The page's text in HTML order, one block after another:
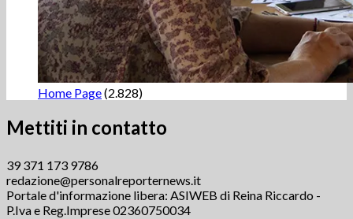
Home Page(2.828)
Mettiti in contatto
39 371 173 9786
redazione@personalreporternews.it
Portale d'informazione libera: ASIWEB di Reina Riccardo -
P.Iva e Reg.Imprese 02360750034